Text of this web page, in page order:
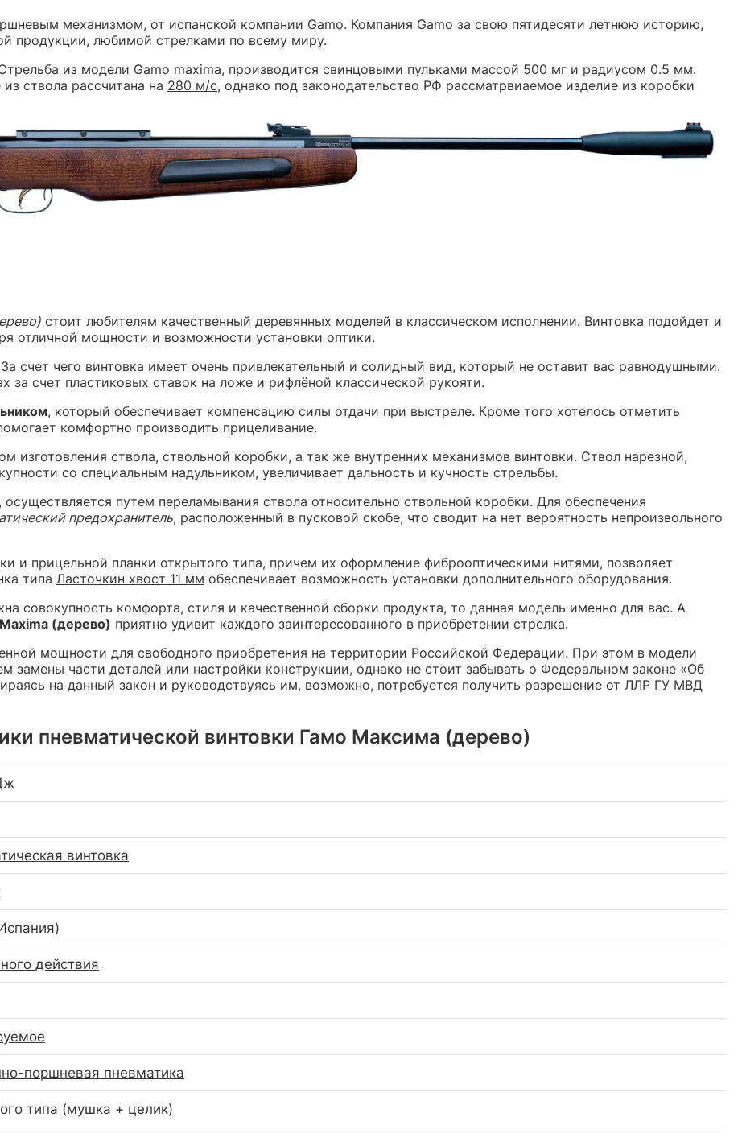
механизмом, от испанской компании Gamo. Компания Gamo за свою пятидесяти летнюю историю,
продукции, любимой стрелками по всему миру.
из модели Gamo maximа, производится свинцовыми пульками массой 500 мг и радиусом 0.5 мм.
ствола рассчитана на 280 м/с, однако под законодательство РФ рассматрвиаемое изделие из коробки
стоит любителям качественный деревянных моделей в классическом исполнении. Винтовка подойдет и
отличной мощности и возможности установки оптики.
счет чего винтовка имеет очень привлекательный и солидный вид, который не оставит вас равнодушными.
за счет пластиковых ставок на ложе и рифлёной классической рукояти.
, который обеспечивает компенсацию силы отдачи при выстреле. Кроме того хотелось отметить
комфортно производить прицеливание.
изготовления ствола, ствольной коробки, а так же внутренних механизмов винтовки. Ствол нарезной,
со специальным надульником, увеличивает дальность и кучность стрельбы.
путем переламывания ствола относительно ствольной коробки. Для обеспечения
предохранитель, расположенный в пусковой скобе, что сводит на нет вероятность непроизвольного
и прицельной планки открытого типа, причем их оформление фиброоптическими нитями, позволяет
типа Ласточкин хвост 11 мм обеспечивает возможность установки дополнительного оборудования.
совокупность комфорта, стиля и качественной сборки продукта, то данная модель именно для вас. А
(дерево) приятно удивит каждого заинтересованного в приобретении стрелка.
мощности для свободного приобретения на территории Российской Федерации. При этом в модели
замены части деталей или настройки конструкции, однако не стоит забывать о Федеральном законе «Об
на данный закон и руководствуясь им, возможно, потребуется получить разрешение от ЛЛР ГУ МВД
пневматической винтовки Гамо Максима (дерево)
винтовка
действия
поршневая пневматика
типа (мушка + целик)